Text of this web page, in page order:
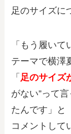
足のサイズに
「もう履い
テーマで横澤
「 足のサイズ
がない”って
たんです」と
コメントして